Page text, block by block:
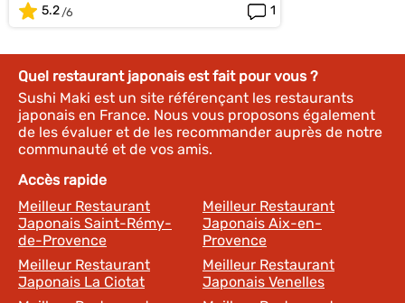
5.2
1
Quel restaurant japonais est fait pour vous ?
Sushi Maki est un site référençant les restaurants
japonais en France. Nous vous proposons également
de les évaluer et de les recommander auprès de notre
communauté et de vos amis.
Accès rapide
Meilleur Restaurant
Japonais Saint-Rémy-
de-Provence
Meilleur Restaurant
Japonais Aix-en-
Provence
Meilleur Restaurant
Japonais La Ciotat
Meilleur Restaurant
Japonais Venelles